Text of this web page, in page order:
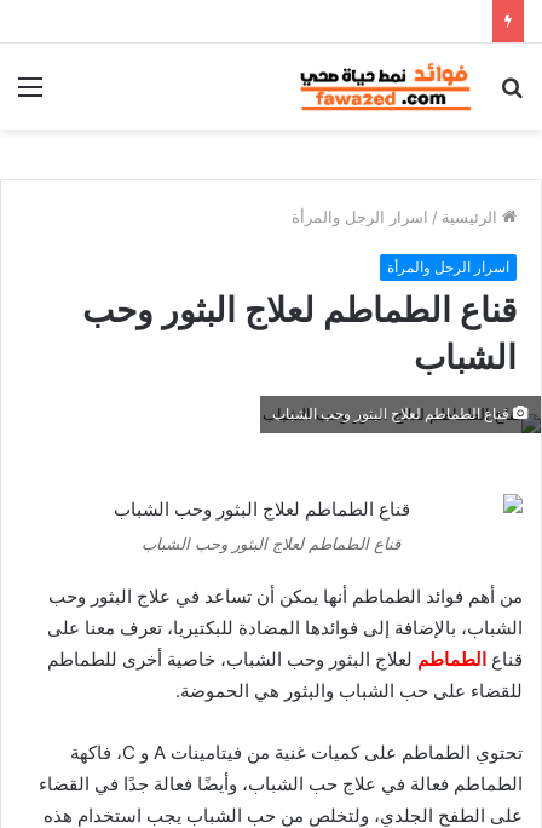
بحث
الرئيسية / اسرار الرجل والمرأة
اسرار الرجل والمرأة
قناع الطماطم لعلاج البثور وحب
الشباب
قناع الطماطم لعلاج البثور وحب الشباب
قناع الطماطم لعلاج البثور وحب الشباب
من أهم فوائد الطماطم أنها يمكن أن تساعد في علاج البثور وحب
الشباب، بالإضافة إلى فوائدها المضادة للبكتيريا، تعرف معنا على
قناع الطماطم لعلاج البثور وحب الشباب، خاصية أخرى للطماطم
للقضاء على حب الشباب والبثور هي الحموضة.
تحتوي الطماطم على كميات غنية من فيتامينات A و C، فاكهة
الطماطم فعالة في علاج حب الشباب، وأيضًا فعالة جدًا في القضاء
على الطفح الجلدي، ولتخلص من حب الشباب يجب استخدام هذه